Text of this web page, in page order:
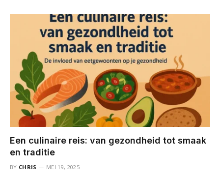
Een culinaire reis: van gezondheid tot smaak
en traditie
BY CHRIS MEI 19, 2025